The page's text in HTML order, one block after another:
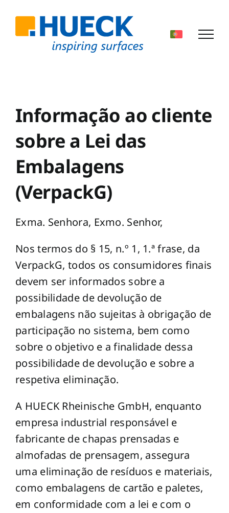
content
Informação ao cliente
sobre a Lei das
Embalagens
(VerpackG)
Exma. Senhora, Exmo. Senhor,
Nos termos do § 15, n.º 1, 1.ª frase, da
VerpackG, todos os consumidores finais
devem ser informados sobre a
possibilidade de devolução de
embalagens não sujeitas à obrigação de
participação no sistema, bem como
sobre o objetivo e a finalidade dessa
possibilidade de devolução e sobre a
respetiva eliminação.
A HUECK Rheinische GmbH, enquanto
empresa industrial responsável e
fabricante de chapas prensadas e
almofadas de prensagem, assegura
uma eliminação de resíduos e materiais,
como embalagens de cartão e paletes,
em conformidade com a lei e com o